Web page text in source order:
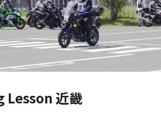
Lesson 近畿